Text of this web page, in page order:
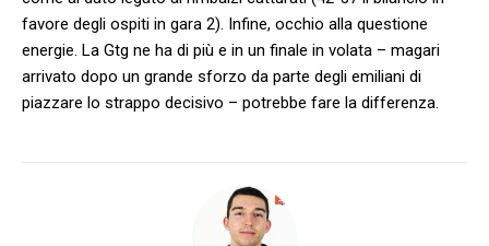
favore degli ospiti in gara 2). Infine, occhio alla questione
energie. La Gtg ne ha di più e in un finale in volata – magari
arrivato dopo un grande sforzo da parte degli emiliani di
piazzare lo strappo decisivo – potrebbe fare la differenza.